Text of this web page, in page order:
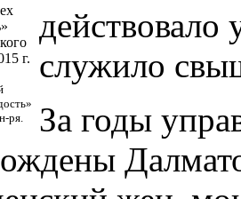
г.
ря.
служило
За годы